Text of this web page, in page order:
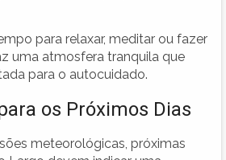
para relaxar, meditar ou fazer
uma atmosfera tranquila que
para o autocuidado.
os Próximos Dias
meteorológicas, próximas